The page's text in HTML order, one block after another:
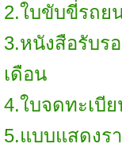
2.ใบขับขี่รถย
3.หนังสือรับร
เดือน
4.ใบจดทะเบี
5.แบบแสดงร